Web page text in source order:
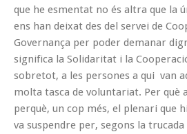
que he esmentat no és altra que la
ens han deixat des del servei de
Governança per poder demanar
significa la Solidaritat i la
sobretot, a les persones a qui van
molta tasca de voluntariat. Per què
perquè, un cop més, el plenari que
va suspendre per, segons la